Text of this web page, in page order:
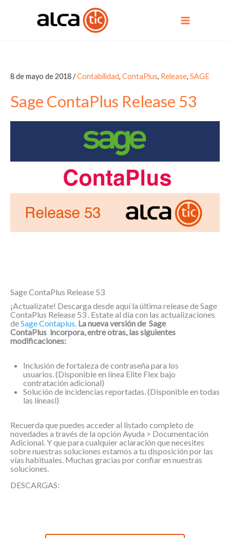
8 de mayo de 2018/Contabilidad, ContaPlus, Release, SAGE
Sage ContaPlus Release 53
Sage ContaPlus Release 53
¡Actualízate! Descarga desde aquí la última release de Sage
ContaPlus Release 53 . Estate al día con las actualizaciones
deSage Contaplus. La nueva versión de Sage
ContaPlus incorpora, entre otras, las siguientes
modificaciones:
Inclusión de fortaleza de contraseña para los
usuarios. (Disponible en línea Elite Flex bajo
contratación adicional)
Solución de incidencias reportadas. (Disponible en todas
las líneasl)
Recuerda que puedes acceder al listado completo de
novedades a través de la opción Ayuda > Documentación
Adicional. Y que para cualquier aclaración que necesites
sobre nuestras soluciones estamos a tu disposición por las
vías habituales. Muchas gracias por confiar en nuestras
soluciones.
DESCARGAS: